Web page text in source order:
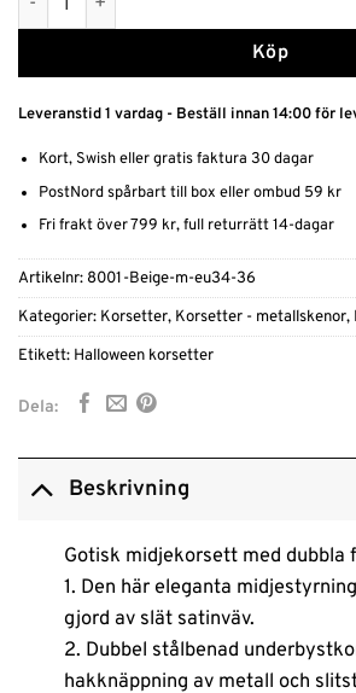
Köp
Leveranstid 1 vardag - Beställ innan 14:00 för
Kort, Swish eller gratis faktura 30 dagar
PostNord spårbart till box eller ombud 59 kr
Fri frakt över 799 kr, full returrätt 14-dagar
Artikelnr: 8001-Beige-m-eu34-36
Kategorier: Korsetter, Korsetter - metallskenor,
Etikett: Halloween korsetter
Dela:
Beskrivning
Gotisk midjekorsett med dubbla
1. Den här eleganta
gjord av slät satinväv.
2. Dubbel stålbenad
hakknäppning av metall och